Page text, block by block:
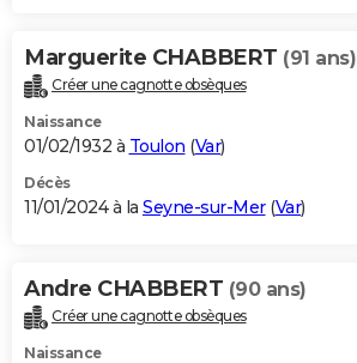
Marguerite CHABBERT (91 ans)
Créer une cagnotte obsèques
Naissance
01/02/1932 à Toulon (Var)
Décès
11/01/2024 à la Seyne-sur-Mer(Var)
Andre CHABBERT (90 ans)
Créer une cagnotte obsèques
Naissance